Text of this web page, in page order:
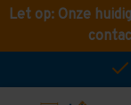
Let op: Onze